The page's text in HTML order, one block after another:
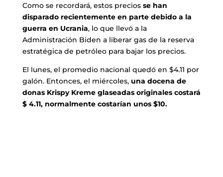
Como se recordará, estos precios se han
disparado recientemente en parte debido a la
guerra en Ucrania, lo que llevó a la
Administración Biden a liberar gas de la reserva
estratégica de petróleo para bajar los precios.⁠
El lunes, el promedio nacional quedó en $4.11 por
galón. Entonces, el miércoles,una docena de
donas Krispy Kreme glaseadas originales costará
$ 4.11, normalmente costarían unos $10.